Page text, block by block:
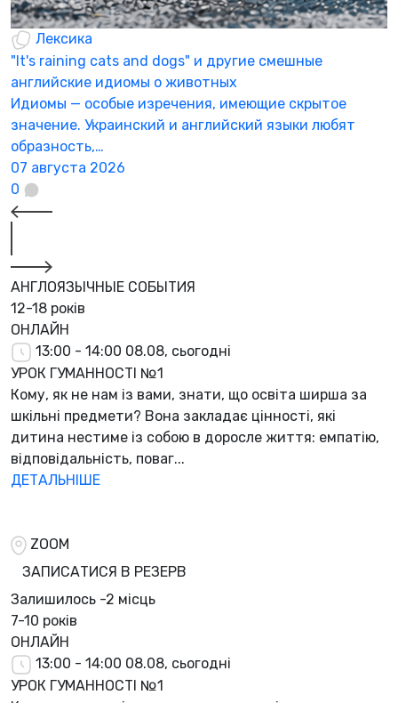
Лексика
"It's raining cats and dogs" и другие смешные
английские идиомы о животных
Идиомы — особые изречения, имеющие скрытое
значение. Украинский и английский языки любят
образность,…
07 августа 2026
0
АНГЛОЯЗЫЧНЫЕ СОБЫТИЯ
12-18 років
ОНЛАЙН
13:00 - 14:00 08.08, сьогодні
УРОК ГУМАННОСТІ №1
Кому, як не нам із вами, знати, що освіта ширша за
шкільні предмети? Вона закладає цінності, які
дитина нестиме із собою в доросле життя: емпатію,
відповідальність, поваг...
ДЕТАЛЬНІШЕ
ZOOM
ЗАПИСАТИСЯ В РЕЗЕРВ
Залишилось -2 місць
7-10 років
ОНЛАЙН
13:00 - 14:00 08.08, сьогодні
УРОК ГУМАННОСТІ №1